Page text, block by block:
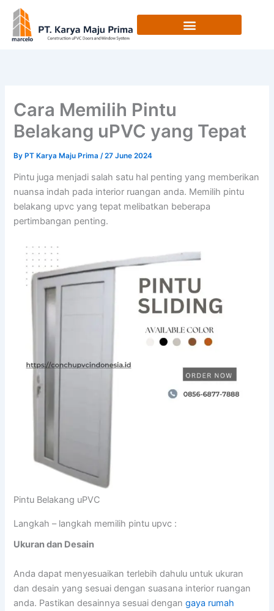
content
Cara Memilih Pintu
Belakang uPVC yang Tepat
ByPT Karya Maju Prima /27 June 2024
Pintu juga menjadi salah satu hal penting yang memberikan
nuansa indah pada interior ruangan anda. Memilih pintu
belakang upvc yang tepat melibatkan beberapa
pertimbangan penting.
Pintu Belakang uPVC
Langkah – langkah memilih pintu upvc :
Ukuran dan Desain
Anda dapat menyesuaikan terlebih dahulu untuk ukuran
dan desain yang sesuai dengan suasana interior ruangan
anda. Pastikan desainnya sesuai dengangaya rumah